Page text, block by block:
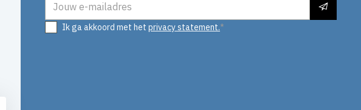
Ik ga akkoord met het privacy statement.